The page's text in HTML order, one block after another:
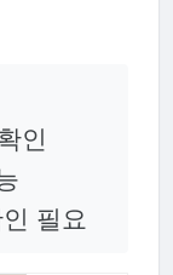
인
필요